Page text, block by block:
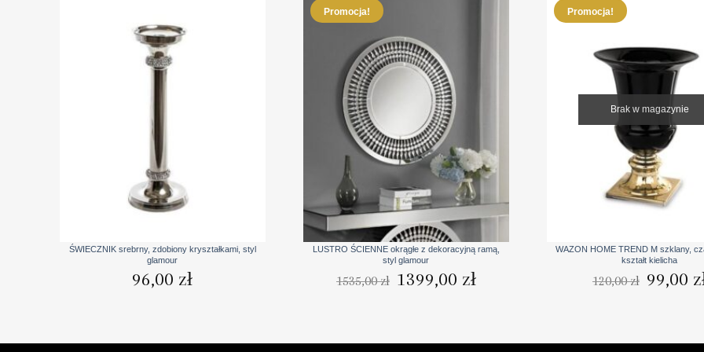
ŚWIECZNIK srebrny, zdobiony kryształkami, styl
glamour
96,00 zł
Promocja!
LUSTRO ŚCIENNE okrągłe z dekoracyjną ramą,
styl glamour
1535,00zł
Pierwotna
cena
1399,00 złcena
Promocja!
Brak w magazynie
WAZON HOME TREND M szklany,
kształt kielicha
120,00zł
Pierwotna
cena
99,00